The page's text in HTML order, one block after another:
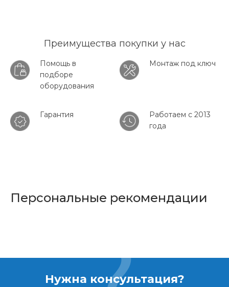
Преимущества покупки у нас
Помощь в
подборе
оборудования
Монтаж под ключ
Гарантия
Работаем с 2013
года
Персональные рекомендации
Нужна консультация?